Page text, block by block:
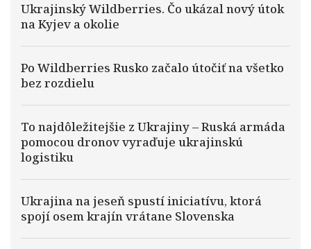
Ukrajinský Wildberries. Čo ukázal nový útok
na Kyjev a okolie
Po Wildberries Rusko začalo útočiť na všetko
bez rozdielu
To najdôležitejšie z Ukrajiny – Ruská armáda
pomocou dronov vyraďuje ukrajinskú
logistiku
Ukrajina na jeseň spustí iniciatívu, ktorá
spojí osem krajín vrátane Slovenska